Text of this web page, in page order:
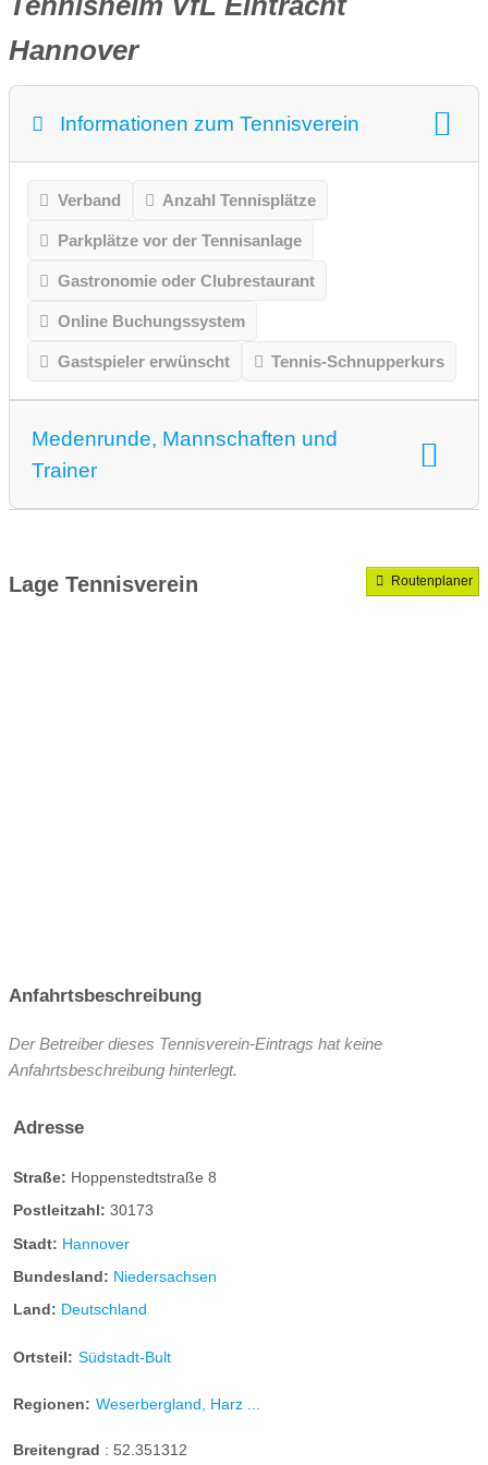
Hannover
Informationen zum Tennisverein
Verband Anzahl Tennisplätze
Parkplätze vor der Tennisanlage
Gastronomie oder Clubrestaurant
Online Buchungssystem
Gastspieler erwünscht Tennis-Schnupperkurs
Medenrunde, Mannschaften und
Trainer
Lage Tennisverein Routenplaner
Anfahrtsbeschreibung
Der Betreiber dieses Tennisverein-Eintrags hat keine
Anfahrtsbeschreibung hinterlegt.
Adresse
Straße: Hoppenstedtstraße 8
Postleitzahl: 30173
Stadt: Hannover
Bundesland: Niedersachsen
Land: Deutschland
Ortsteil: Südstadt-Bult
Regionen: Weserbergland, Harz ...
Breitengrad : 52.351312